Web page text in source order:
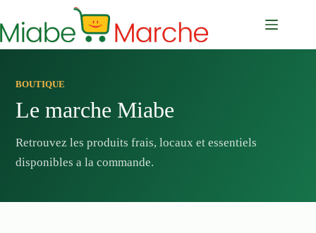
contenu
BOUTIQUE
Le marche Miabe
Retrouvez les produits frais, locaux et essentiels
disponibles a la commande.